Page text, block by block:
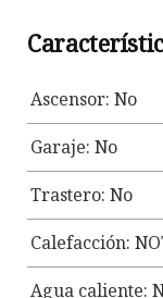
Ascensor: No
Garaje: No
Trastero: No
Calefacción:
Agua caliente: